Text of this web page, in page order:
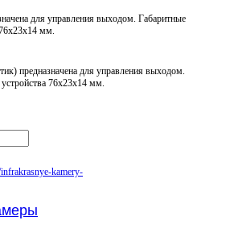
для управления выходом. Габаритные
мм.
предназначена для управления выходом.
76х23х14 мм.